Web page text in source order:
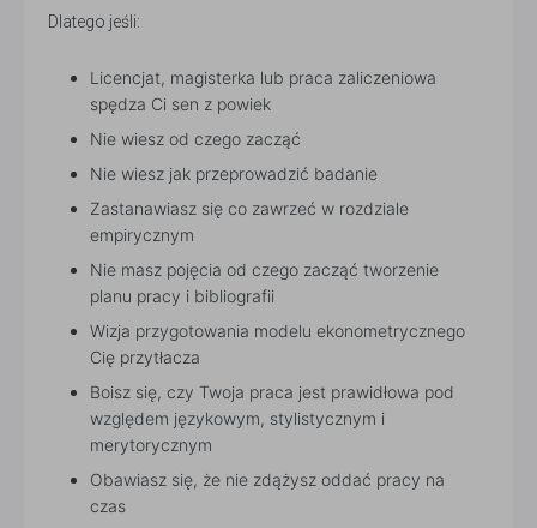
Dlatego jeśli:
Licencjat, magisterka lub praca zaliczeniowa
spędza Ci sen z powiek
Nie wiesz od czego zacząć
Nie wiesz jak przeprowadzić badanie
Zastanawiasz się co zawrzeć w rozdziale
empirycznym
Nie masz pojęcia od czego zacząć tworzenie
planu pracy i bibliografii
Wizja przygotowania modelu ekonometrycznego
Cię przytłacza
Boisz się, czy Twoja praca jest prawidłowa pod
względem językowym, stylistycznym i
merytorycznym
Obawiasz się, że nie zdążysz oddać pracy na
czas